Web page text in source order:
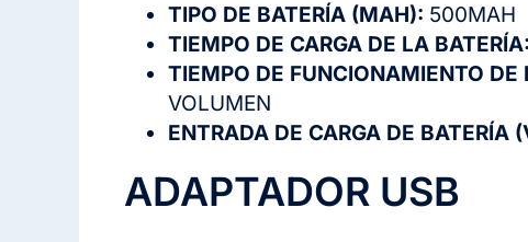
TIPO DE BATERÍA (MAH): 500MAH
TIEMPO DE CARGA DE LA BATERÍA:
TIEMPO DE FUNCIONAMIENTO DE
VOLUMEN
ENTRADA DE CARGA DE BATERÍA
ADAPTADOR USB